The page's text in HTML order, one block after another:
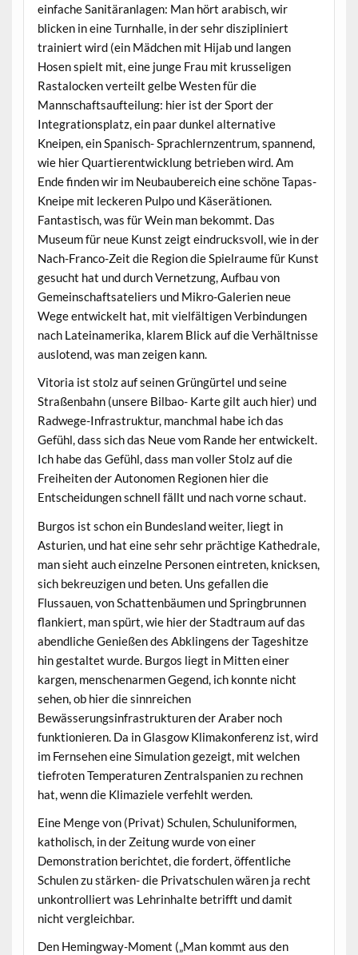
einfache Sanitäranlagen: Man hört arabisch, wir
blicken in eine Turnhalle, in der sehr diszipliniert
trainiert wird (ein Mädchen mit Hijab und langen
Hosen spielt mit, eine junge Frau mit krusseligen
Rastalocken verteilt gelbe Westen für die
Mannschaftsaufteilung: hier ist der Sport der
Integrationsplatz, ein paar dunkel alternative
Kneipen, ein Spanisch- Sprachlernzentrum, spannend,
wie hier Quartierentwicklung betrieben wird. Am
Ende finden wir im Neubaubereich eine schöne Tapas-
Kneipe mit leckeren Pulpo und Käserätionen.
Fantastisch, was für Wein man bekommt. Das
Museum für neue Kunst zeigt eindrucksvoll, wie in der
Nach-Franco-Zeit die Region die Spielraume für Kunst
gesucht hat und durch Vernetzung, Aufbau von
Gemeinschaftsateliers und Mikro-Galerien neue
Wege entwickelt hat, mit vielfältigen Verbindungen
nach Lateinamerika, klarem Blick auf die Verhältnisse
auslotend, was man zeigen kann.
Vitoria ist stolz auf seinen Grüngürtel und seine
Straßenbahn (unsere Bilbao- Karte gilt auch hier) und
Radwege-Infrastruktur, manchmal habe ich das
Gefühl, dass sich das Neue vom Rande her entwickelt.
Ich habe das Gefühl, dass man voller Stolz auf die
Freiheiten der Autonomen Regionen hier die
Entscheidungen schnell fällt und nach vorne schaut.
Burgos ist schon ein Bundesland weiter, liegt in
Asturien, und hat eine sehr sehr prächtige Kathedrale,
man sieht auch einzelne Personen eintreten, knicksen,
sich bekreuzigen und beten. Uns gefallen die
Flussauen, von Schattenbäumen und Springbrunnen
flankiert, man spürt, wie hier der Stadtraum auf das
abendliche Genießen des Abklingens der Tageshitze
hin gestaltet wurde. Burgos liegt in Mitten einer
kargen, menschenarmen Gegend, ich konnte nicht
sehen, ob hier die sinnreichen
Bewässerungsinfrastrukturen der Araber noch
funktionieren. Da in Glasgow Klimakonferenz ist, wird
im Fernsehen eine Simulation gezeigt, mit welchen
tiefroten Temperaturen Zentralspanien zu rechnen
hat, wenn die Klimaziele verfehlt werden.
Eine Menge von (Privat) Schulen, Schuluniformen,
katholisch, in der Zeitung wurde von einer
Demonstration berichtet, die fordert, öffentliche
Schulen zu stärken- die Privatschulen wären ja recht
unkontrolliert was Lehrinhalte betrifft und damit
nicht vergleichbar.
Den Hemingway-Moment („Man kommt aus den